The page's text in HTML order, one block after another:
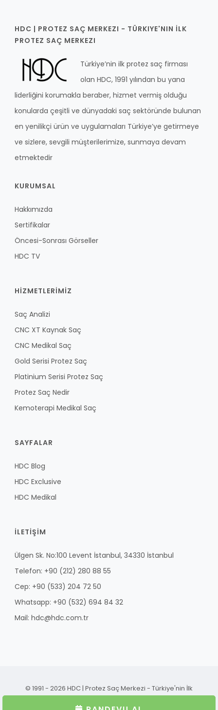
HDC | PROTEZ SAÇ MERKEZI - TÜRKIYE'NIN İLK
PROTEZ SAÇ MERKEZI
Türkiye’nin ilk protez saç firması
olan HDC, 1991 yılından bu yana
liderliğini korumakla beraber, hizmet vermiş olduğu
konularda çeşitli ve dünyadaki saç sektöründe bulunan
en yenilikçi ürün ve uygulamaları Türkiye’ye getirmeye
ve sizlere, sevgili müşterilerimize, sunmaya devam
etmektedir
KURUMSAL
Hakkımızda
Sertifikalar
Öncesi-Sonrası Görseller
HDC TV
HİZMETLERİMİZ
Saç Analizi
CNC XT Kaynak Saç
CNC Medikal Saç
Gold Serisi Protez Saç
Platinium Serisi Protez Saç
Protez Saç Nedir
Kemoterapi Medikal Saç
SAYFALAR
HDC Blog
HDC Exclusive
HDC Medikal
İLETİŞİM
Ülgen Sk. No:100 Levent İstanbul, 34330 İstanbul
Telefon: +90 (212) 280 88 55
Cep: +90 (533) 204 72 50
Whatsapp: +90 (532) 694 84 32
Mail: hdc@hdc.com.tr
© 1991 - 2026 HDC | Protez Saç Merkezi - Türkiye'nin İlk
Protez Saç Merkezi Bütün Hakları Saklıdır